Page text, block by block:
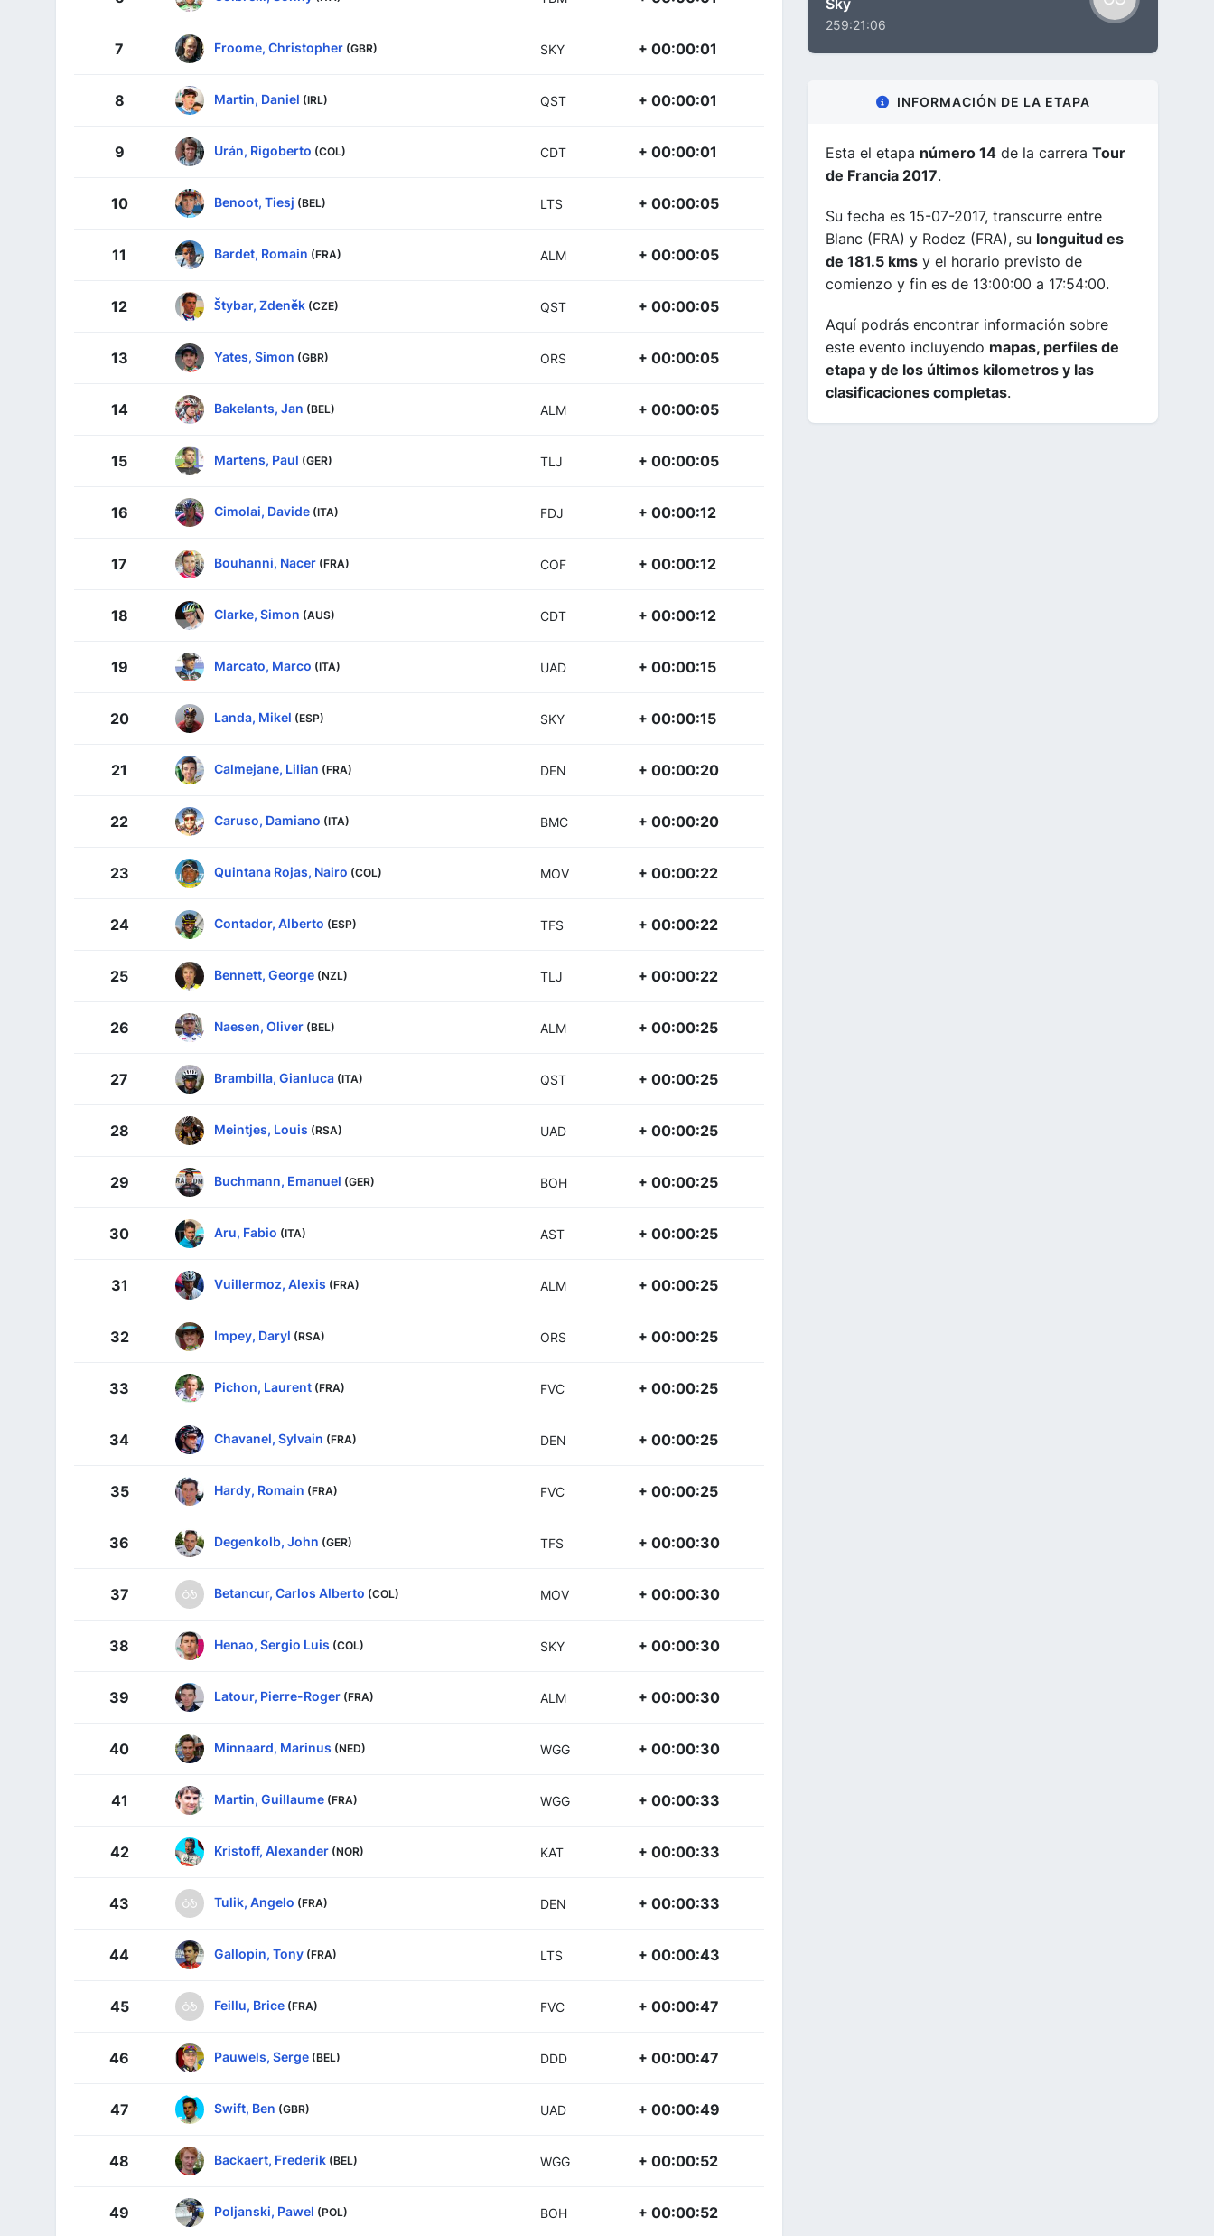
7 Froome, Christopher (GBR) SKY + 00:00:01
8 Martin, Daniel (IRL) QST + 00:00:01
9 Urán, Rigoberto (COL) CDT + 00:00:01
10 Benoot, Tiesj (BEL) LTS + 00:00:05
11 Bardet, Romain (FRA) ALM + 00:00:05
12 Štybar, Zdeněk (CZE) QST + 00:00:05
13 Yates, Simon (GBR) ORS + 00:00:05
14 Bakelants, Jan (BEL) ALM + 00:00:05
15 Martens, Paul (GER) TLJ + 00:00:05
16 Cimolai, Davide (ITA) FDJ + 00:00:12
17 Bouhanni, Nacer (FRA) COF + 00:00:12
18 Clarke, Simon (AUS) CDT + 00:00:12
19 Marcato, Marco (ITA) UAD + 00:00:15
20 Landa, Mikel (ESP) SKY + 00:00:15
21 Calmejane, Lilian (FRA) DEN + 00:00:20
22 Caruso, Damiano (ITA) BMC + 00:00:20
23 Quintana Rojas, Nairo (COL) MOV + 00:00:22
24 Contador, Alberto (ESP) TFS + 00:00:22
25 Bennett, George (NZL) TLJ + 00:00:22
26 Naesen, Oliver (BEL) ALM + 00:00:25
27 Brambilla, Gianluca (ITA) QST + 00:00:25
28 Meintjes, Louis (RSA) UAD + 00:00:25
29 Buchmann, Emanuel (GER) BOH + 00:00:25
30 Aru, Fabio (ITA) AST + 00:00:25
31 Vuillermoz, Alexis (FRA) ALM + 00:00:25
32 Impey, Daryl (RSA) ORS + 00:00:25
33 Pichon, Laurent (FRA) FVC + 00:00:25
34 Chavanel, Sylvain (FRA) DEN + 00:00:25
35 Hardy, Romain (FRA) FVC + 00:00:25
36 Degenkolb, John (GER) TFS + 00:00:30
37 Betancur, Carlos Alberto (COL) MOV + 00:00:30
38 Henao, Sergio Luis (COL) SKY + 00:00:30
39 Latour, Pierre-Roger (FRA) ALM + 00:00:30
40 Minnaard, Marinus (NED) WGG + 00:00:30
41 Martin, Guillaume (FRA) WGG + 00:00:33
42 Kristoff, Alexander (NOR) KAT + 00:00:33
43 Tulik, Angelo (FRA) DEN + 00:00:33
44 Gallopin, Tony (FRA) LTS + 00:00:43
45 Feillu, Brice (FRA) FVC + 00:00:47
46 Pauwels, Serge (BEL) DDD + 00:00:47
47 Swift, Ben (GBR) UAD + 00:00:49
48 Backaert, Frederik (BEL) WGG + 00:00:52
49 Poljanski, Pawel (POL) BOH + 00:00:52
Sky
259:21:06
INFORMACIÓN DE LA ETAPA
Esta el etapa número 14 de la carrera Tour
de Francia 2017.
Su fecha es 15-07-2017, transcurre entre
Blanc (FRA) y Rodez (FRA), su longuitud es
de 181.5 kms y el horario previsto de
comienzo y fin es de 13:00:00 a 17:54:00.
Aquí podrás encontrar información sobre
este evento incluyendo mapas, perfiles de
etapa y de los últimos kilometros y las
clasificaciones completas.